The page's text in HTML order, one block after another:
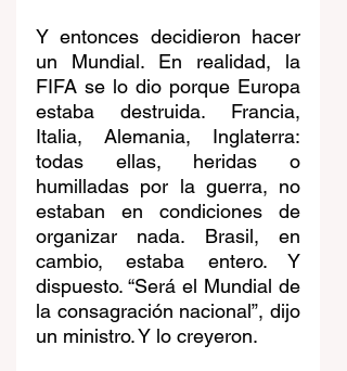
Y entonces decidieron hacer
un Mundial. En realidad, la
FIFA se lo dio porque Europa
estaba destruida. Francia,
Italia, Alemania, Inglaterra:
todas ellas, heridas o
humilladas por la guerra, no
estaban en condiciones de
organizar nada. Brasil, en
cambio, estaba entero. Y
dispuesto. “Será el Mundial de
la consagración nacional”, dijo
un ministro. Y lo creyeron.